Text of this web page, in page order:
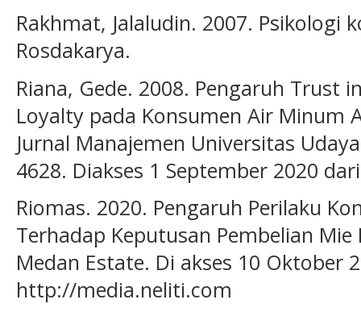
Rakhmat, Jalaludin. 2007. Psikologi
Rosdakarya.
Riana, Gede. 2008. Pengaruh Trust
Loyalty pada Konsumen Air Minum
Jurnal Manajemen Universitas
4628. Diakses 1 September 2020
Riomas. 2020. Pengaruh Perilaku
Terhadap Keputusan Pembelian
Medan Estate. Di akses 10 Oktober
http://media.neliti.com